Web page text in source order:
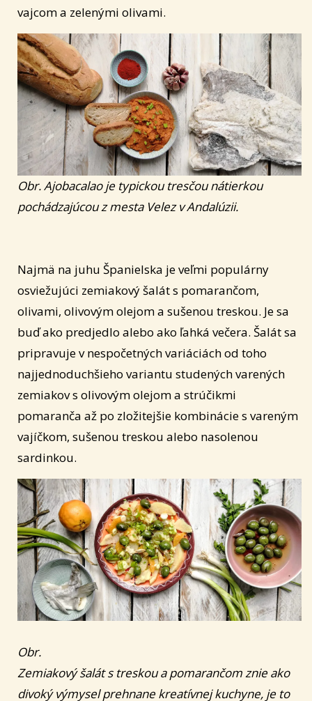
vajcom a zelenými olivami.
Obr. Ajobacalao je typickou tresčou nátierkou
pochádzajúcou z mesta Velez v Andalúzii.
Najmä na juhu Španielska je veľmi populárny
osviežujúci zemiakový šalát s pomarančom,
olivami, olivovým olejom a sušenou treskou. Je sa
buď ako predjedlo alebo ako ľahká večera. Šalát sa
pripravuje v nespočetných variáciách od toho
najjednoduchšieho variantu studených varených
zemiakov s olivovým olejom a strúčikmi
pomaranča až po zložitejšie kombinácie s vareným
vajíčkom, sušenou treskou alebo nasolenou
sardinkou.
Obr.
Zemiakový šalát s treskou a pomarančom znie ako
divoký výmysel prehnane kreatívnej kuchyne, je to